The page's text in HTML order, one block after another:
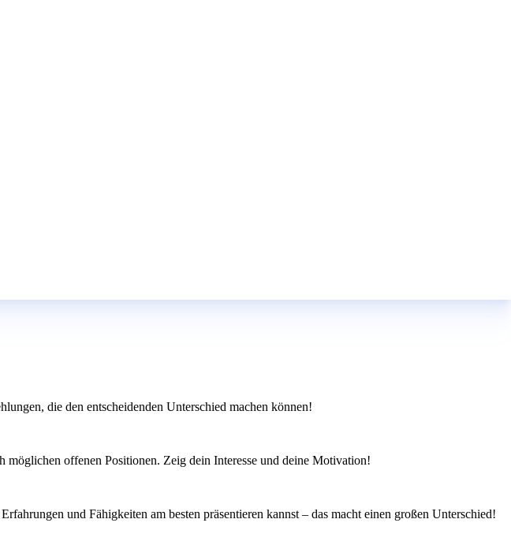
die den entscheidenden Unterschied machen können!
offenen Positionen. Zeig dein Interesse und deine Motivation!
und Fähigkeiten am besten präsentieren kannst – das macht einen großen Unterschied!